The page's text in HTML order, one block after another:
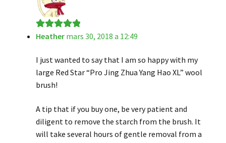
Note5sur 5
Heather mars 30, 2018 a 12:49
I just wanted to say that I am so happy with my
large Red Star “Pro Jing Zhua Yang Hao XL” wool
brush!
A tip that if you buy one, be very patient and
diligent to remove the starch from the brush. It
will take several hours of gentle removal from a